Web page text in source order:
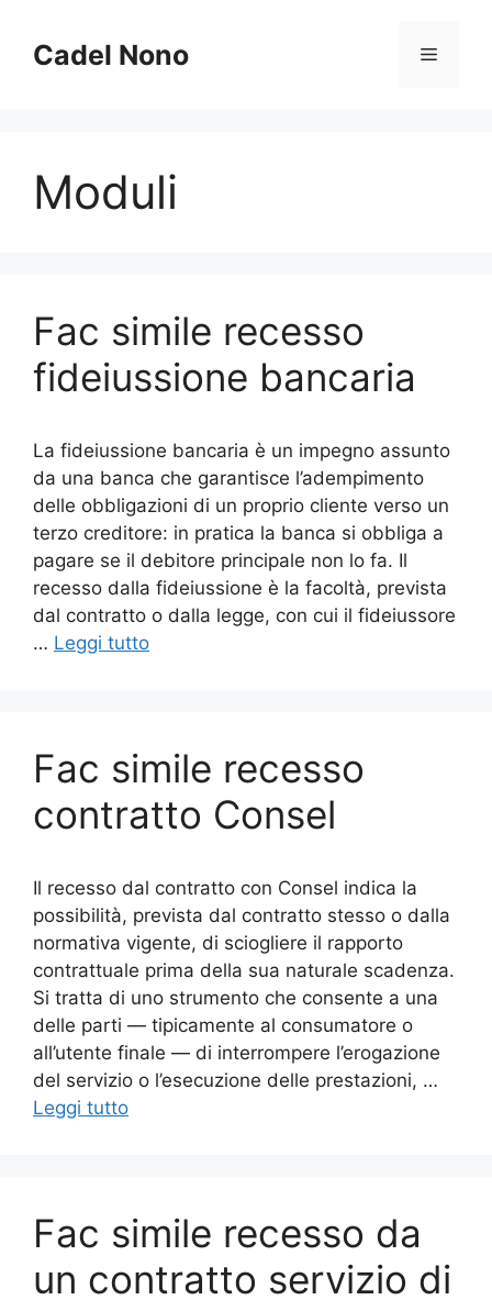
contenuto
Cadel Nono Menu
Moduli
Fac simile recesso
fideiussione bancaria​
La fideiussione bancaria è un impegno assunto
da una banca che garantisce l’adempimento
delle obbligazioni di un proprio cliente verso un
terzo creditore: in pratica la banca si obbliga a
pagare se il debitore principale non lo fa. Il
recesso dalla fideiussione è la facoltà, prevista
dal contratto o dalla legge, con cui il fideiussore
… Leggi tutto
Fac simile recesso
contratto Consel​
Il recesso dal contratto con Consel indica la
possibilità, prevista dal contratto stesso o dalla
normativa vigente, di sciogliere il rapporto
contrattuale prima della sua naturale scadenza.
Si tratta di uno strumento che consente a una
delle parti — tipicamente al consumatore o
all’utente finale — di interrompere l’erogazione
del servizio o l’esecuzione delle prestazioni, …
Leggi tutto
Fac simile recesso da
un contratto servizio di